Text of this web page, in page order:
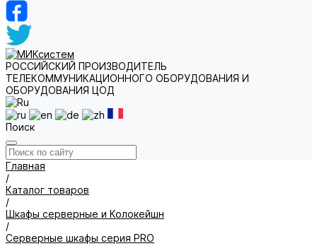
РОССИЙСКИЙ ПРОИЗВОДИТЕЛЬ
ТЕЛЕКОММУНИКАЦИОННОГО ОБОРУДОВАНИЯ И
ОБОРУДОВАНИЯ ЦОД
Поиск
Главная
/
Каталог товаров
/
Шкафы серверные и Колокейшн
/
Серверные шкафы серия PRO